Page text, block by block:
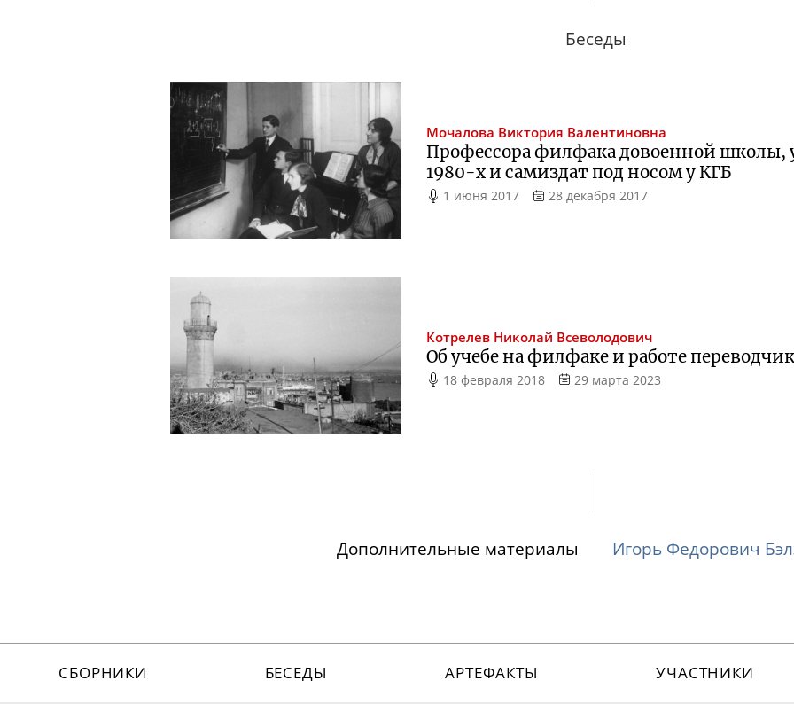
Беседы
Мочалова Виктория Валентиновна
Профессора филфака довоенной школы,
1980-хи самиздат под носом у КГБ
1 июня 2017 28 декабря 2017
Котрелев Николай Всеволодович
Об учебе на филфаке и работе
18 февраля 2018 29 марта 2023
Дополнительные материалы Игорь Федорович
СБОРНИКИ БЕСЕДЫ АРТЕФАКТЫ УЧАСТНИКИ